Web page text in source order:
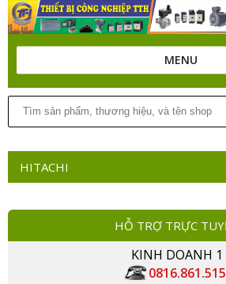
MENU
Giấy phép sử dụng...
Những tính năng của...
Đối tác
Tuyển dụng
Hỗ trợ Dowload
HITACHI
HỖ TRỢ TRỰC
KINH DOANH 1
0816.861.515